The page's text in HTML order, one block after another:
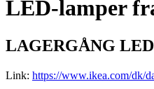
LED-lamper
LAGERGÅNG
Link: https://www.ikea.com/dk/